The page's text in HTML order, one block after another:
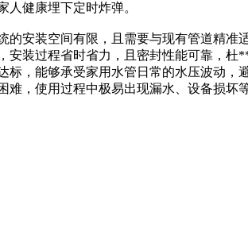
健康埋下定时炸弹。
安装空间有限，且需要与现有管道精
装过程省时省力，且密封性能可靠，
，能够承受家用水管日常的水压波动，
，使用过程中极易出现漏水、设备损